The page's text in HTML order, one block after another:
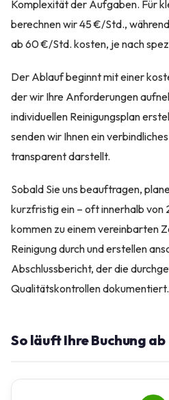
Komplexität der Aufgaben. Für
berechnen wir 45 €/Std.,
ab 60 €/Std. kosten, je nach
Der Ablauf beginnt mit einer
der wir Ihre Anforderungen
individuellen Reinigungsplan
senden wir Ihnen ein
transparent darstellt.
Sobald Sie uns beauftragen,
kurzfristig ein – oft innerhalb von
kommen zu einem vereinbarten
Reinigung durch und erstellen
Abschlussbericht, der die
Qualitätskontrollen dokumentiert.
So läuft Ihre Buchung ab